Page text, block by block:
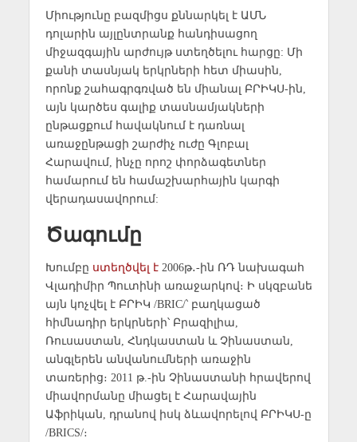
Միությունը բազմիցս քննարկել է ԱՄՆ
դոլարին այլընտրանք հանդիսացող
միջազգային արժույթ ստեղծելու հարցը: Մի
քանի տասնյակ երկրների հետ միասին,
որոնք շահագրգռված են միանալ ԲՐԻԿՍ-ին,
այն կարծես գալիք տասնամյակների
ընթացքում հավակնում է դառնալ
առաջընթացի շարժիչ ուժը Գլոբալ
Հարավում, ինչը որոշ փորձագետներ
համարում են համաշխարհային կարգի
վերադասավորում:
Ծագումը
Խումբը ստեղծվել է2006թ․-ին ՌԴ նախագահ
Վլադիմիր Պուտինի առաջարկով։ Ի սկզբանե
այն կոչվել է ԲՐԻԿ /BRIC/՝ բաղկացած
հիմնադիր երկրների՝ Բրազիլիա,
Ռուսաստան, Հնդկաստան և Չինաստան,
անգլերեն անվանումների առաջին
տառերից։ 2011 թ.-ին Չինաստանի հրավերով
միավորմանը միացել է Հարավային
Աֆրիկան, դրանով իսկ ձևավորելով ԲՐԻԿՍ-ը
/BRICS/։